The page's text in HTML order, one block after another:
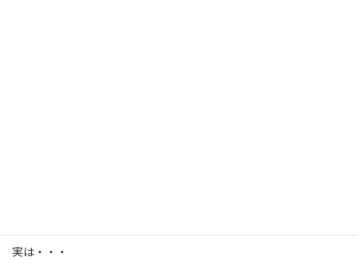
実は・・・